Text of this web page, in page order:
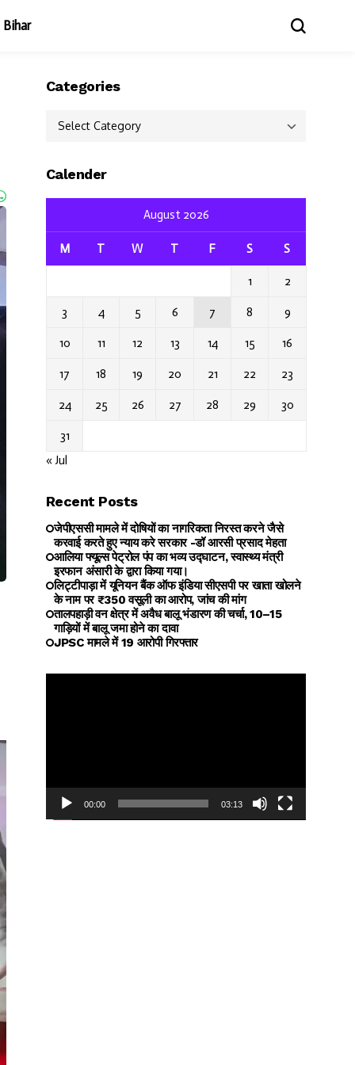
Bihar
Categories
Categories
Calender
August 2026
M T W T F S S
1 2
3 4 5 6 7 8 9
10 11 12 13 14 15 16
17 18 19 20 21 22 23
24 25 26 27 28 29 30
31
« Jul
Recent Posts
जेपीएससी मामले में दोषियों का नागरिकता निरस्त करने जैसे
करवाई करते हुए न्याय करे सरकार -डॉ आरसी प्रसाद मेहता
आलिया फ्यूल्स पेट्रोल पंप का भव्य उद्घाटन, स्वास्थ्य मंत्री
इरफान अंसारी के द्वारा किया गया।
लिट्टीपाड़ा में यूनियन बैंक ऑफ इंडिया सीएसपी पर खाता खोलने
के नाम पर ₹350 वसूली का आरोप, जांच की मांग
तालपहाड़ी वन क्षेत्र में अवैध बालू भंडारण की चर्चा, 10–15
गाड़ियों में बालू जमा होने का दावा
JPSC मामले में 19 आरोपी गिरफ्तार
00:00 03:13